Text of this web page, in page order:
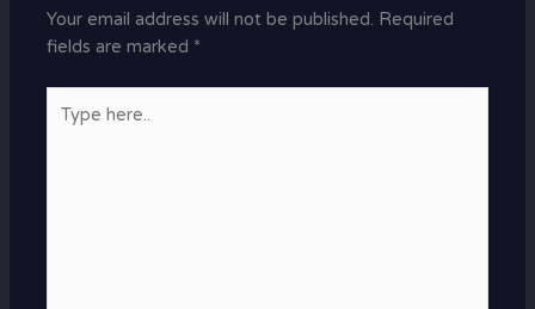
Your email address will not be published. Required
fields are marked *
here..